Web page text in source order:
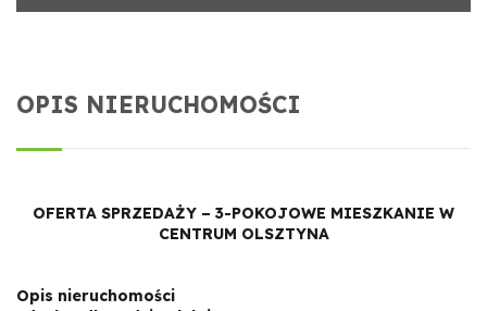
OPIS NIERUCHOMOŚCI
OFERTA SPRZEDAŻY – 3-POKOJOWE MIESZKANIE W
CENTRUM OLSZTYNA
Opis nieruchomości